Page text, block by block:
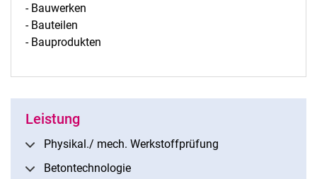
- Bauwerken
- Bauteilen
- Bauprodukten
Leistung
Phy­si­kal./ mech. Werk­stoff­prü­fung
Betontechnologie